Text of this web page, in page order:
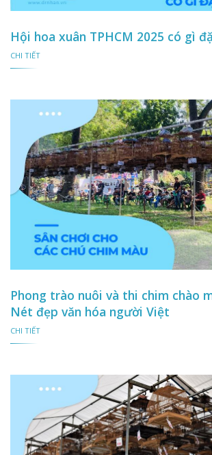
Hội hoa xuân TPHCM 2025 có gì
CHI TIẾT
Phong trào nuôi và thi chim chào
Nét đẹp văn hóa người Việt
CHI TIẾT